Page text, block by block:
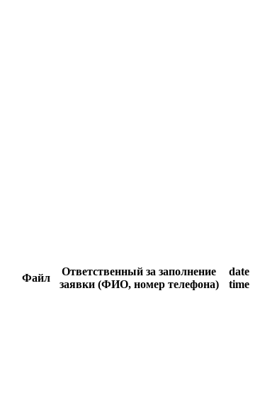
Файл
Ответственный за заполнение
заявки (ФИО, номер телефона)
date
time